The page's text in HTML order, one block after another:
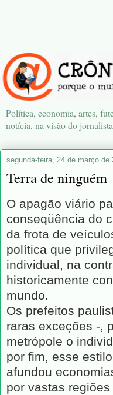
Política, economia, artes,
notícia, na visão do
segunda-feira, 24 de março de
Terra de ninguém
O apagão viário
conseqüência do
da frota de
política que
individual, na
historicamente
mundo.
Os prefeitos
raras exceções -,
metrópole o
por fim, esse
afundou
por vastas